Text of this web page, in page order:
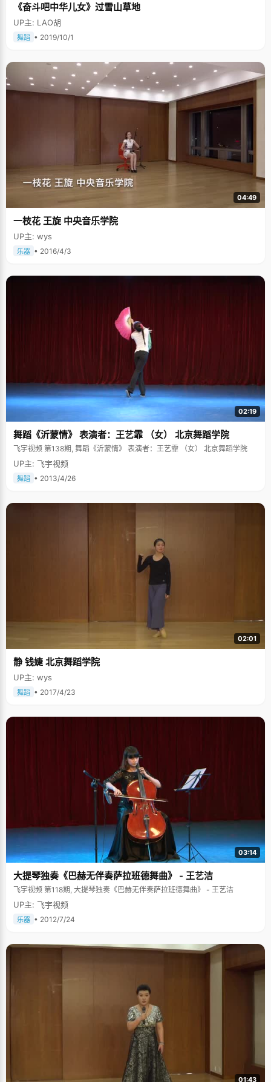
第一 高二时，班主任老师曾批评蔡林峰，"你没有把精力全部付出，所以永远
一，"能上清华北大就更好了，不过只是偶尔的想一下"。蔡林峰每天睡觉之
前都会遐想一番，"我曾想过，如果我拿了省状元会怎么样？如果要拿省状
不拖后腿，他在忙碌的学习中特别挤出时间来补习语文基础知识，练习作
一算是泡汤了，然后开始翻人大、复旦的学校资料。结果语文出乎意料的拿
到126的高分，而且是个高考状元。 大家都说高考的心态很重要，蔡林峰根
据自己的经验总结出一条："所谓心态，就是你不拿高考当高考看，一味的学
法在生活上照顾得好一些。俗话说"身体是一切的本钱"，为了让孩子吃得健
康营养，好好学习，蔡林峰的妈妈每周都会给蔡林峰送饭，一周三、四次，
从高一到高三坚持了三年。"我妈是来学校最多的家长，学校的老师和同学都
认识她"，蔡林峰特别幸福的说，"妈妈做的饭很好吃，我的同学都很羡慕
我，有时候会跟我分菜吃。"看着妈妈日渐变白的鬓角，蔡林峰暗自告诉自
己，一定要努力学习，才能回报家人们的支持。 编后：接受采访的时候，蔡
林峰特别淡定从容的成熟感觉给我印象特别深刻，了解了他的经历之后，更
为这个家境不好但是一直乐观开朗的男孩子欢喜。他的成长看似平淡无奇，
没有太多闪耀亮点的地方，除了那个状元外。但是一直都积极努力的生活态
度，是我们无数身在福中的学子们应该感悟和学习的。
《奋斗吧中华儿女》过雪山草地
UP主: LAO胡
舞蹈 • 2019/10/1
04:49
一枝花 王旋 中央音乐学院
UP主: wys
乐器 • 2016/4/3
02:19
舞蹈《沂蒙情》 表演者：王艺霏 （女） 北京舞蹈学院
飞宇视频 第138期, 舞蹈《沂蒙情》 表演者：王艺霏 （女） 北京舞蹈学院
UP主: 飞宇视频
舞蹈 • 2013/4/26
02:01
静 钱婕 北京舞蹈学院
UP主: wys
舞蹈 • 2017/4/23
03:14
大提琴独奏《巴赫无伴奏萨拉班德舞曲》 - 王艺洁
飞宇视频 第118期, 大提琴独奏《巴赫无伴奏萨拉班德舞曲》 - 王艺洁
UP主: 飞宇视频
乐器 • 2012/7/24
01:43